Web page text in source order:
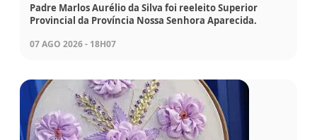
Padre Marlos Aurélio da Silva foi reeleito Superior
Provincial da Província Nossa Senhora Aparecida.
07 AGO 2026 - 18H07